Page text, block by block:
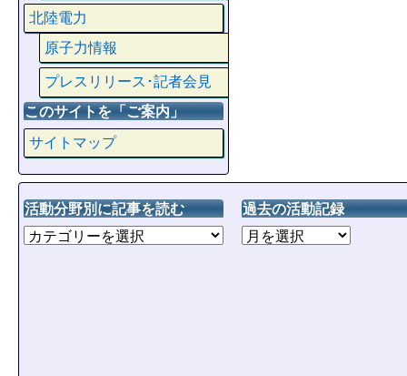
北陸電力
原子力情報
プレスリリース･記者会見
このサイトを「ご案内」
サイトマップ
活動分野別に記事を読む 過去の活動記録